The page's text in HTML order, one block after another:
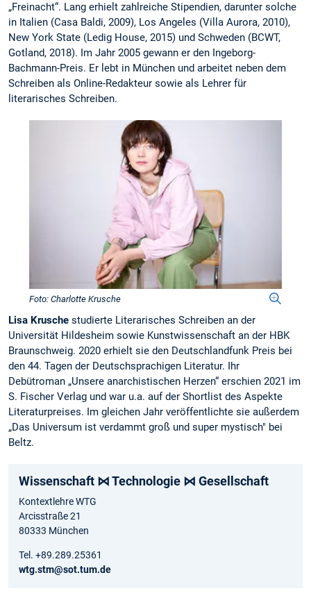
„Freinacht“. Lang erhielt zahlreiche Stipendien, darunter solche
in Italien (Casa Baldi, 2009), Los Angeles (Villa Aurora, 2010),
New York State (Ledig House, 2015) und Schweden (BCWT,
Gotland, 2018). Im Jahr 2005 gewann er den Ingeborg-
Bachmann-Preis. Er lebt in München und arbeitet neben dem
Schreiben als Online-Redakteur sowie als Lehrer für
literarisches Schreiben.
Foto: Charlotte Krusche
Lisa Krusche studierte Literarisches Schreiben an der
Universität Hildesheim sowie Kunstwissenschaft an der HBK
Braunschweig. 2020 erhielt sie den Deutschlandfunk Preis bei
den 44. Tagen der Deutschsprachigen Literatur. Ihr
Debütroman „Unsere anarchistischen Herzen“ erschien 2021 im
S. Fischer Verlag und war u.a. auf der Shortlist des Aspekte
Literaturpreises. Im gleichen Jahr veröffentlichte sie außerdem
„Das Universum ist verdammt groß und super mystisch" bei
Beltz.
Wissenschaft ⋈ Technologie ⋈ Gesellschaft
Kontextlehre WTG
Arcisstraße 21
80333 München
Tel. +89.289.25361
wtg.stm@sot.tum.de